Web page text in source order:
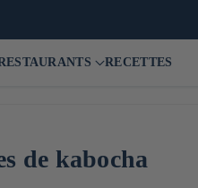
RECETTES
de kabocha